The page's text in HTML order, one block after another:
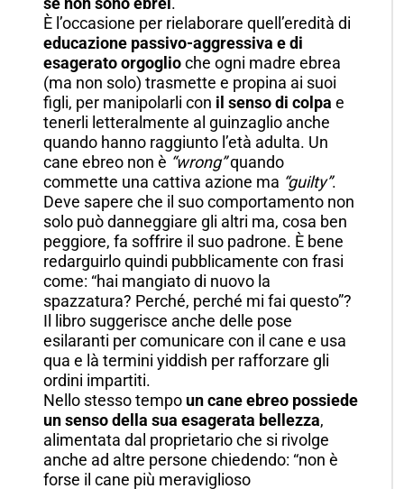
È l’occasione per rielaborare quell’eredità di
educazione passivo-aggressiva e di
esagerato orgoglioche ogni madre ebrea
(ma non solo) trasmette e propina ai suoi
figli, per manipolarli con il senso di colpa e
tenerli letteralmente al guinzaglio anche
quando hanno raggiunto l’età adulta. Un
cane ebreo non è “wrong”quando
commette una cattiva azione ma “guilty”.
Deve sapere che il suo comportamento non
solo può danneggiare gli altri ma, cosa ben
peggiore, fa soffrire il suo padrone. È bene
redarguirlo quindi pubblicamente con frasi
come: “hai mangiato di nuovo la
spazzatura? Perché, perché mi fai questo”?
Il libro suggerisce anche delle pose
esilaranti per comunicare con il cane e usa
qua e là termini yiddish per rafforzare gli
ordini impartiti.
Nello stesso tempo un cane ebreo possiede
un senso della sua esagerata bellezza,
alimentata dal proprietario che si rivolge
anche ad altre persone chiedendo: “non è
forse il cane più meraviglioso